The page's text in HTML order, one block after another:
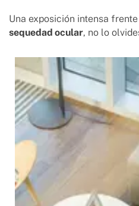
Una exposición intensa
sequedad ocular, no lo